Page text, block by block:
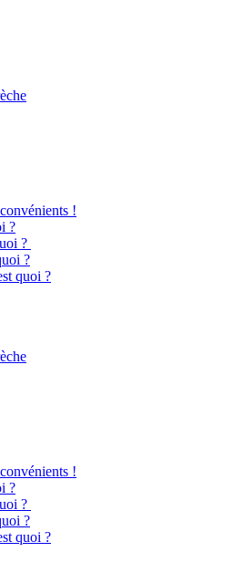
!
?
?
?
quoi ?
!
?
?
?
quoi ?